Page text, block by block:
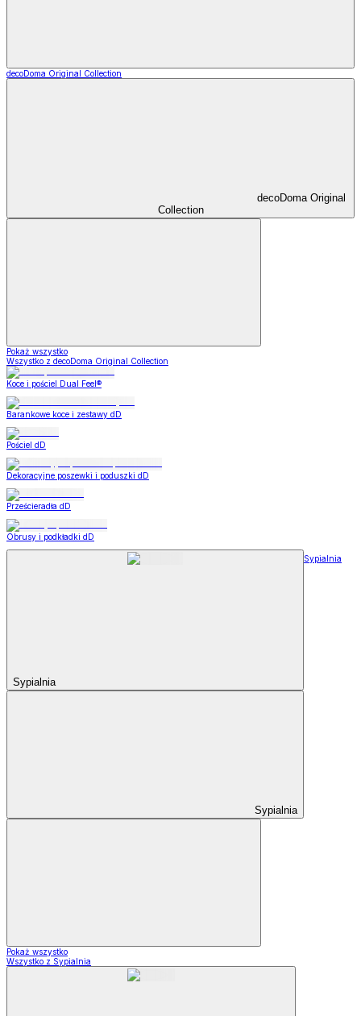
decoDoma Original Collection
decoDoma Original
Collection
Pokaż wszystko
Wszystko z decoDoma Original Collection
Koce i pościel Dual Feel®
Barankowe koce i zestawy dD
Pościel dD
Dekoracyjne poszewki i poduszki dD
Prześcieradła dD
Obrusy i podkładki dD
Sypialnia
Sypialnia
Sypialnia
Pokaż wszystko
Wszystko z Sypialnia